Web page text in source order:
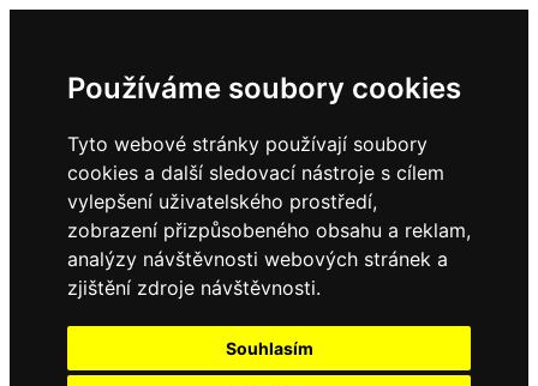
Používáme soubory cookies
Tyto webové stránky používají soubory
cookies a další sledovací nástroje s cílem
vylepšení uživatelského prostředí,
zobrazení přizpůsobeného obsahu a reklam,
analýzy návštěvnosti webových stránek a
zjištění zdroje návštěvnosti.
Souhlasím